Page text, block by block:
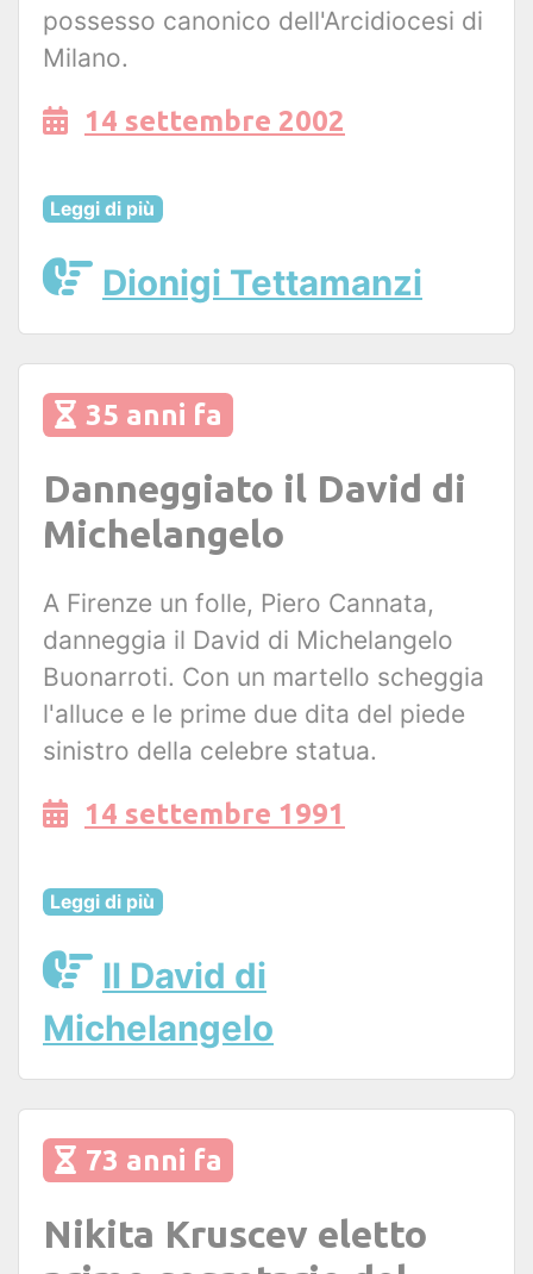
possesso canonico dell'Arcidiocesi di
Milano.
14 settembre 2002
Leggi di più
Dionigi Tettamanzi
35 anni fa
Danneggiato il David di
Michelangelo
A Firenze un folle, Piero Cannata,
danneggia il David di Michelangelo
Buonarroti. Con un martello scheggia
l'alluce e le prime due dita del piede
sinistro della celebre statua.
14 settembre 1991
Leggi di più
Il David di
Michelangelo
73 anni fa
Nikita Kruscev eletto